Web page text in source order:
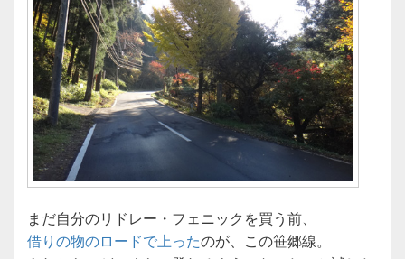
まだ自分のリドレー・フェニックを買う前、
借りの物のロードで上ったのが、この笹郷線。